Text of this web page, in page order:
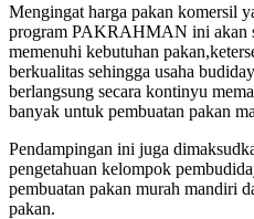
Mengingat harga pakan komersil
program PAKRAHMAN ini akan
memenuhi kebutuhan
berkualitas sehingga usaha
berlangsung secara kontinyu
banyak untuk pembuatan pakan
Pendampingan ini juga
pengetahuan kelompok
pembuatan pakan murah mandiri
pakan.